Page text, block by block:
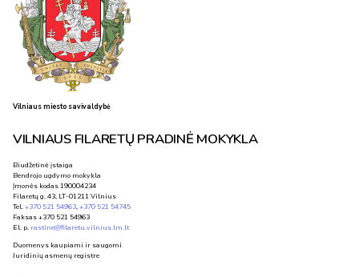
Vilniaus miesto savivaldybė
VILNIAUS FILARETŲ PRADINĖ MOKYKLA
Biudžetinė įstaiga
Bendrojo ugdymo mokykla
Įmonės kodas 190004234
Filaretų g. 43, LT-01211 Vilnius
Tel.+370 521 54963,+370 521 54745
Faksas +370 521 54963
El. p. rastine@filaretu.vilnius.lm.lt
Duomenys kaupiami ir saugomi
Juridinių asmenų registre